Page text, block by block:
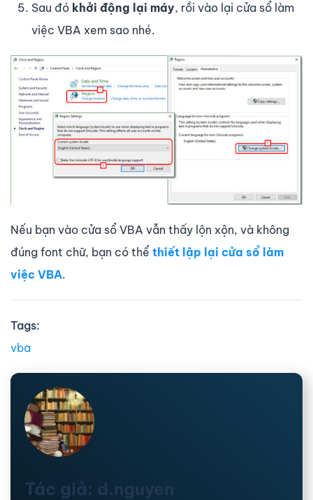
Sau đó khởi động lại máy, rồi vào lại cửa sổ làm
việc VBA xem sao nhé.
Nếu bạn vào cửa sổ VBA vẫn thấy lộn xộn, và không
đúng font chữ, bạn có thể thiết lập lại cửa sổ làm
việc VBA.
Tags:
vba
Tác giả: d.nguyen